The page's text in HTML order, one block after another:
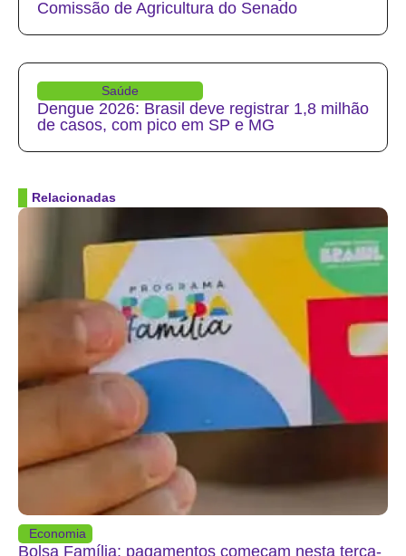
Comissão de Agricultura do Senado
Saúde
Dengue 2026: Brasil deve registrar 1,8 milhão
de casos, com pico em SP e MG
Relacionadas
Economia
Bolsa Família: pagamentos começam nesta terça-